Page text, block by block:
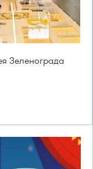
Зеленограда